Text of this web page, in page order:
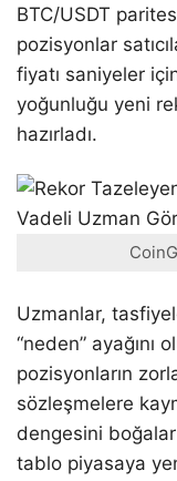
BTC/USDT
pozisyonlar
fiyatı saniyeler
yoğunluğu yeni
hazırladı.
Uzmanlar,
“neden”
pozisyonların
sözleşmelere
dengesini
tablo piyasaya